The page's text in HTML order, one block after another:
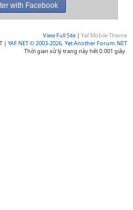
with Facebook
View Full Site | Yaf Mobile Theme
| YAF.NET © 2003-2026, Yet Another Forum.NET
Thời gian xử lý trang này hết 0.001 giây.